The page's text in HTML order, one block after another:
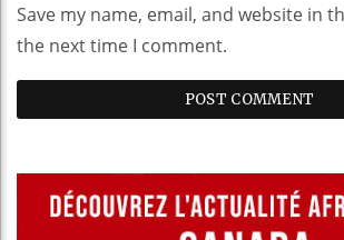
Save my name, email, and website in
the next time I comment.